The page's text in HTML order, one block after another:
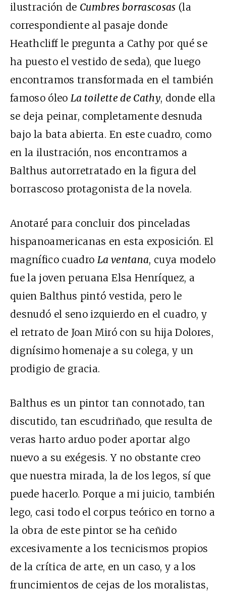
ilustración de Cumbres borrascosas (la
correspondiente al pasaje donde
Heathcliff le pregunta a Cathy por qué se
ha puesto el vestido de seda), que luego
encontramos transformada en el también
famoso óleo La toilette de Cathy, donde ella
se deja peinar, completamente desnuda
bajo la bata abierta. En este cuadro, como
en la ilustración, nos encontramos a
Balthus autorretratado en la figura del
borrascoso protagonista de la novela.
Anotaré para concluir dos pinceladas
hispanoamericanas en esta exposición. El
magnífico cuadro La ventana, cuya modelo
fue la joven peruana Elsa Henríquez, a
quien Balthus pintó vestida, pero le
desnudó el seno izquierdo en el cuadro, y
el retrato de Joan Miró con su hija Dolores,
dignísimo homenaje a su colega, y un
prodigio de gracia.
Balthus es un pintor tan connotado, tan
discutido, tan escudriñado, que resulta de
veras harto arduo poder aportar algo
nuevo a su exégesis. Y no obstante creo
que nuestra mirada, la de los legos, sí que
puede hacerlo. Porque a mi juicio, también
lego, casi todo el corpus teórico en torno a
la obra de este pintor se ha ceñido
excesivamente a los tecnicismos propios
de la crítica de arte, en un caso, y a los
fruncimientos de cejas de los moralistas,